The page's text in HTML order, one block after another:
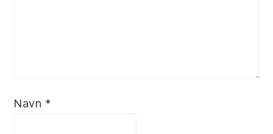
Navn *